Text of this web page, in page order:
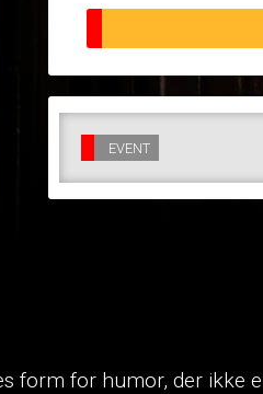
EVENT
form for humor, der ikke